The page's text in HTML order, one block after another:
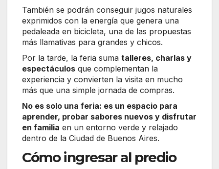
También se podrán conseguir jugos naturales
exprimidos con la energía que genera una
pedaleada en bicicleta, una de las propuestas
más llamativas para grandes y chicos.
Por la tarde, la feria suma talleres, charlas y
espectáculos que complementan la
experiencia y convierten la visita en mucho
más que una simple jornada de compras.
No es solo una feria: es un espacio para
aprender, probar sabores nuevos y disfrutar
en familia en un entorno verde y relajado
dentro de la Ciudad de Buenos Aires.
Cómo ingresar al predio